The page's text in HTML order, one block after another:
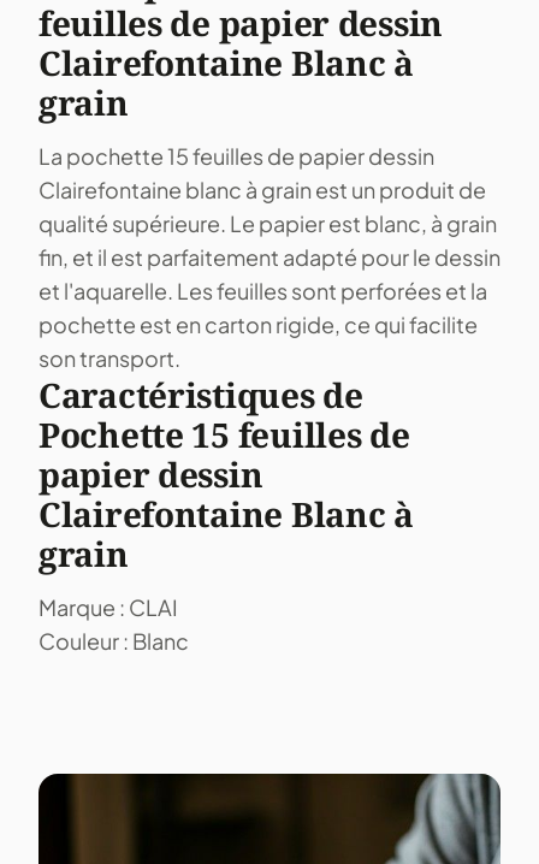
feuilles de papier dessin
Clairefontaine Blanc à
grain
La pochette 15 feuilles de papier dessin
Clairefontaine blanc à grain est un produit de
qualité supérieure. Le papier est blanc, à grain
fin, et il est parfaitement adapté pour le dessin
et l'aquarelle. Les feuilles sont perforées et la
pochette est en carton rigide, ce qui facilite
son transport.
Caractéristiques de
Pochette 15 feuilles de
papier dessin
Clairefontaine Blanc à
grain
Marque : CLAI
Couleur : Blanc